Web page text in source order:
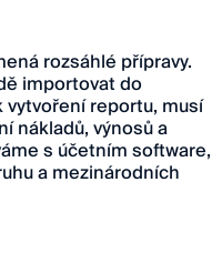
rozsáhlé přípravy.
importovat do
reportu, musí
nákladů, výnosů a
s účetním software,
a mezinárodních